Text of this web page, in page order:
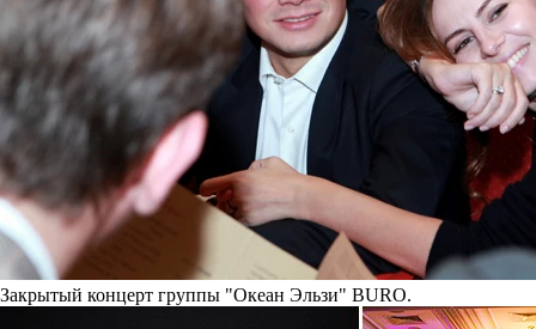
Закрытый концерт группы "Океан Эльзи" BURO.